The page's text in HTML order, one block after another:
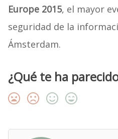
Europe 2015, el mayor
seguridad de la
Ámsterdam.
¿Qué te ha